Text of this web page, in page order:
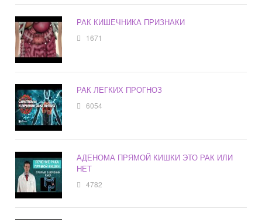
РАК КИШЕЧНИКА ПРИЗНАКИ
1671
РАК ЛЕГКИХ ПРОГНОЗ
6054
АДЕНОМА ПРЯМОЙ КИШКИ ЭТО РАК ИЛИ
НЕТ
4782